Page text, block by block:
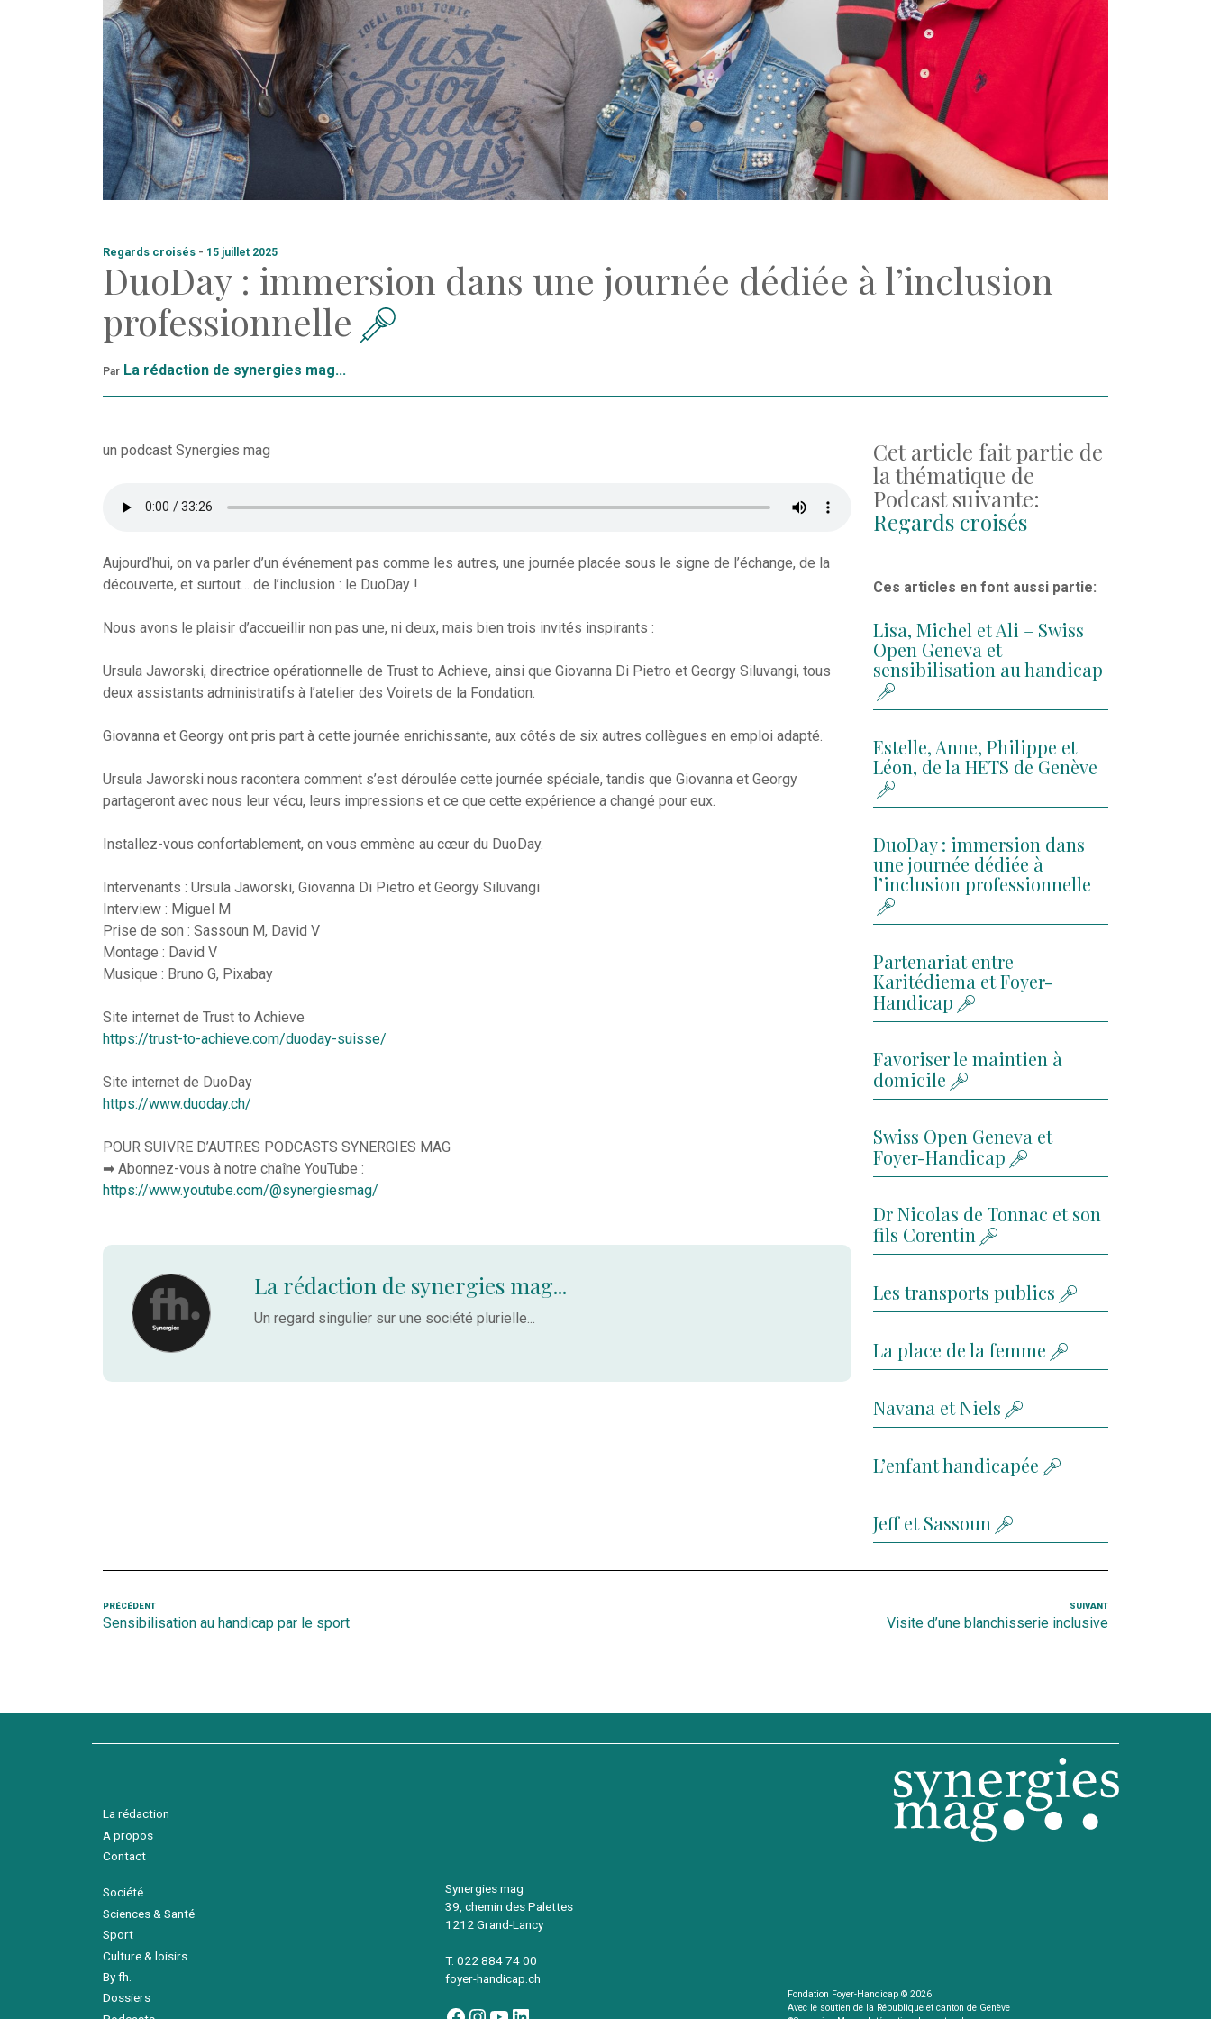
Regards croisés - 15 juillet 2025
DuoDay : immersion dans une journée dédiée à l’inclusion
professionnelle
Par La rédaction de synergies mag...
un podcast Synergies mag
Aujourd’hui, on va parler d’un événement pas comme les autres, une journée placée sous le signe de l’échange, de la
découverte, et surtout… de l’inclusion : le DuoDay !
Nous avons le plaisir d’accueillir non pas une, ni deux, mais bien trois invités inspirants :
Ursula Jaworski, directrice opérationnelle de Trust to Achieve, ainsi que Giovanna Di Pietro et Georgy Siluvangi, tous
deux assistants administratifs à l’atelier des Voirets de la Fondation.
Giovanna et Georgy ont pris part à cette journée enrichissante, aux côtés de six autres collègues en emploi adapté.
Ursula Jaworski nous racontera comment s’est déroulée cette journée spéciale, tandis que Giovanna et Georgy
partageront avec nous leur vécu, leurs impressions et ce que cette expérience a changé pour eux.
Installez-vous confortablement, on vous emmène au cœur du DuoDay.
Intervenants : Ursula Jaworski, Giovanna Di Pietro et Georgy Siluvangi
Interview : Miguel M
Prise de son : Sassoun M, David V
Montage : David V
Musique : Bruno G, Pixabay
Site internet de Trust to Achieve
https://trust-to-achieve.com/duoday-suisse/
Site internet de DuoDay
https://www.duoday.ch/
POUR SUIVRE D’AUTRES PODCASTS SYNERGIES MAG
➡ Abonnez-vous à notre chaîne YouTube :
https://www.youtube.com/@synergiesmag/
La rédaction de synergies mag...
Un regard singulier sur une société plurielle...
Cet article fait partie de
la thématique de
Podcast suivante:
Regards croisés
Ces articles en font aussi partie:
Lisa, Michel et Ali – Swiss
Open Geneva et
sensibilisation au handicap
Estelle, Anne, Philippe et
Léon, de la HETS de Genève
DuoDay : immersion dans
une journée dédiée à
l’inclusion professionnelle
Partenariat entre
Karitédiema et Foyer-
Handicap
Favoriser le maintien à
domicile
Swiss Open Geneva et
Foyer-Handicap
Dr Nicolas de Tonnac et son
fils Corentin
Les transports publics
La place de la femme
Navana et Niels
L’enfant handicapée
Jeff et Sassoun
Navigation
Article
précédent
PRÉCÉDENT
Sensibilisation au handicap par le sport
Article
SUIVANT
Visite d’une blanchisserie inclusive
La rédaction
A propos
Contact
Société
Sciences & Santé
Sport
Culture & loisirs
By fh.
Dossiers
Synergies mag
39, chemin des Palettes
1212 Grand-Lancy
T. 022 884 74 00
foyer-handicap.ch
Fondation Foyer-Handicap © 2026
Avec le soutien de la République et canton de Genève